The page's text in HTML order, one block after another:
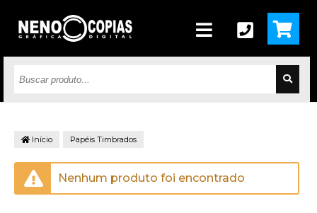
Início Papéis Timbrados
Nenhum produto foi encontrado